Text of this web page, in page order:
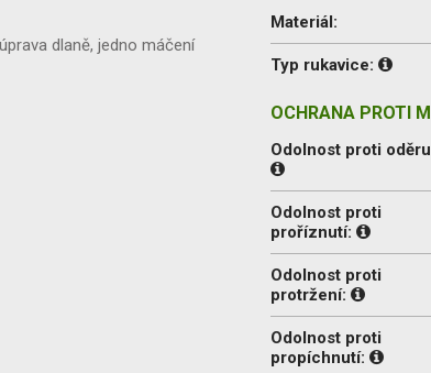
dlaně, jedno máčení
Materiál:
Typ rukavice:
OCHRANA PROTI
Odolnost proti
Odolnost proti
proříznutí:
Odolnost proti
protržení:
Odolnost proti
propíchnutí: